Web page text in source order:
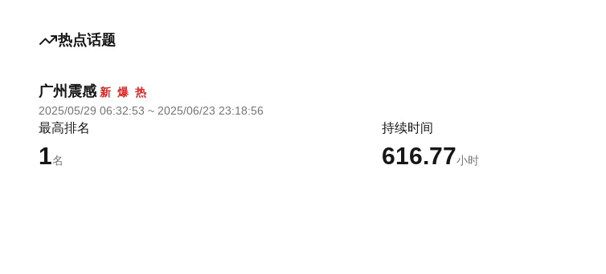
热点话题
广州震感 新 爆 热
2025/05/29 06:32:53 ~ 2025/06/23 23:18:56
最高排名
1名
持续时间
616.77小时